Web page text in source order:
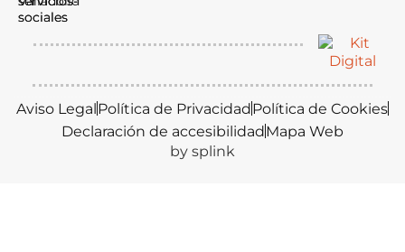
Aviso LegalPolítica de PrivacidadPolítica de Cookies
Declaración de accesibilidadMapa Web
by splink